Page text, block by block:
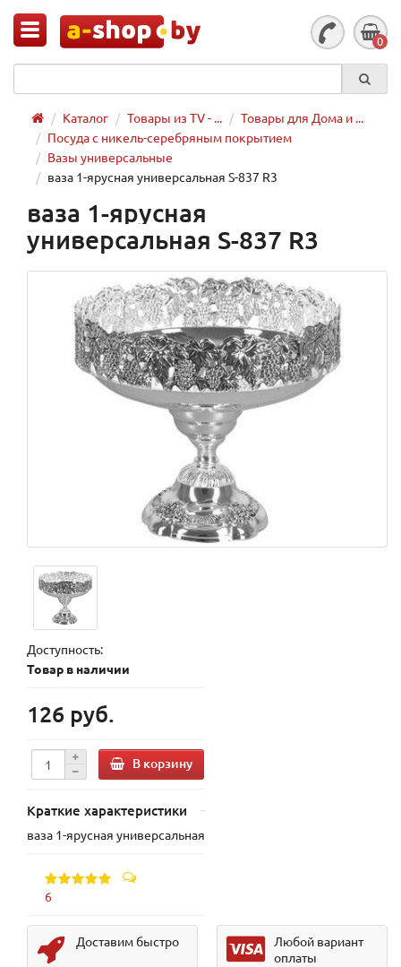
0
Каталог Товары из TV - ...
Товары для Дома и ...
Посуда с никель-серебряным покрытием
Вазы универсальные
ваза 1-ярусная универсальная S-837 R3
ваза 1-ярусная
универсальная S-837 R3
Доступность:
Товар в наличии
126 руб.
В корзину
Краткие характеристики
ваза 1-ярусная универсальная
6
Доставим быстро
Любой вариант
оплаты